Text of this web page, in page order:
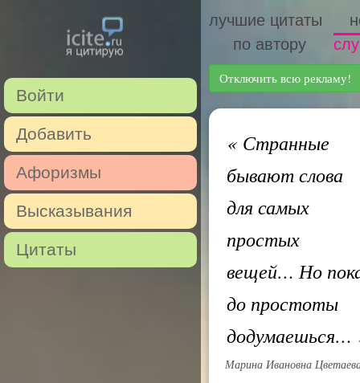
Войти
Добавить
Афоризмы
Высказывания
Цитаты
лучшие цитаты
по автору
Отключить всю рекламу!
«Странные
бывают слова
для самых
простых
вещей… Но
до простоты
додумаешься…
Марина Ивановна